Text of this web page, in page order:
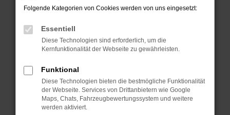
Prüfe deine Browsererweiterungen.
das Laden bestimmter Seiten verhindern.
Funktioniert die Seite in einem anderen Browser
oder in einem privaten Fenster?
Das kann manchmal helfen, vorübergehende
Probleme zu beheben.
Stelle sicher, dass dein Browser und dein
Betriebssystem auf dem neuesten Stand sind.
Folgende Kategorien von Cookies werden von uns eingesetzt:
Essentiell
Diese Technologien sind erforderlich, um die
Kernfunktionalität der Webseite zu gewährleisten.
Funktional
Diese Technologien bieten die bestmögliche Funktionalität
der Webseite. Services von Drittanbietern wie Google
Maps, Chats, Fahrzeugbewertungssystem und weitere
werden aktiviert.